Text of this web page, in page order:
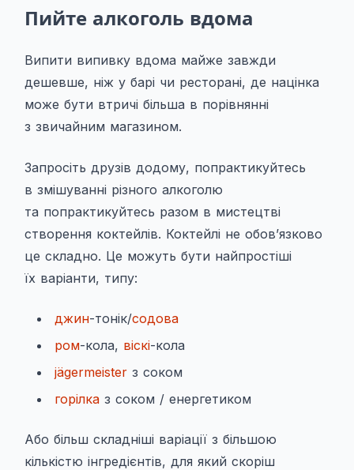
Пийте алкоголь вдома
Випити випивку вдома майже завжди
дешевше, ніж у барі чи ресторані, де націнка
може бути втричі більша в порівнянні
з звичайним магазином.
Запросіть друзів додому, попрактикуйтесь
в змішуванні різного алкоголю
та попрактикуйтесь разом в мистецтві
створення коктейлів. Коктейлі не обов’язково
це складно. Це можуть бути найпростіші
їх варіанти, типу:
джин-тонік/содова
ром-кола, віскі-кола
jägermeister з соком
горілка з соком / енергетиком
Або більш складніші варіації з більшою
кількістю інгредієнтів, для який скоріш